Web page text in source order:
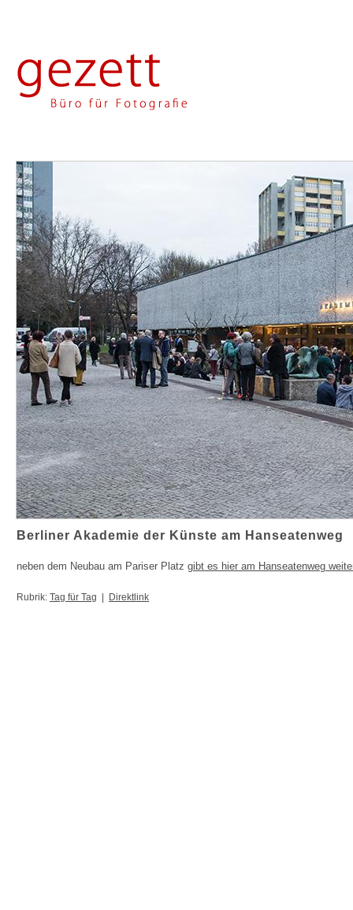
Berliner Akademie der Künste am Hanseatenweg
neben dem Neubau am Pariser Platz gibt es hier am Hanseatenweg
Rubrik: Tag für Tag Direktlink